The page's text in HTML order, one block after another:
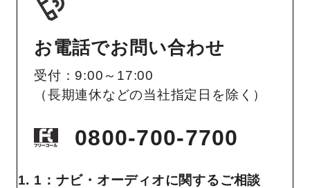
お電話でお問い合わせ
受付：9:00～17:00
（長期連休などの当社指定日を除く）
0800-700-7700
1：ナビ・オーディオに関するご相談